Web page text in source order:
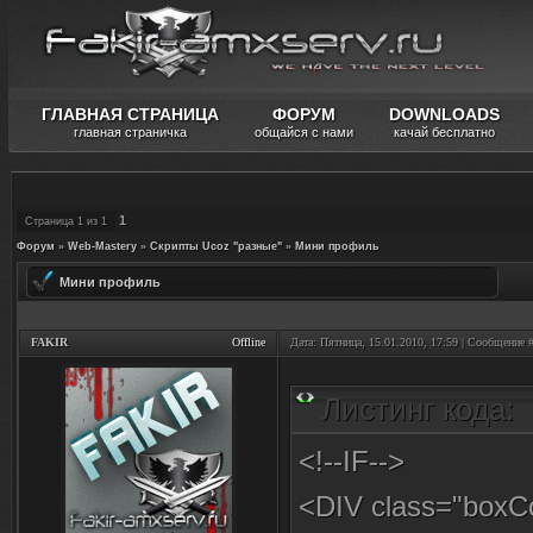
ГЛАВНАЯ СТРАНИЦА
главная страничка
ФОРУМ
общайся с нами
DOWNLOADS
качай бесплатно
Страница 1 из 1 1
Форум » Web-Mastery » Скрипты Ucoz "разные" » Мини профиль
Мини профиль
FAKIR Offline Дата: Пятница, 15.01.2010, 17:59 | Сообщение
Листинг кода:
<!--IF-->
<DIV